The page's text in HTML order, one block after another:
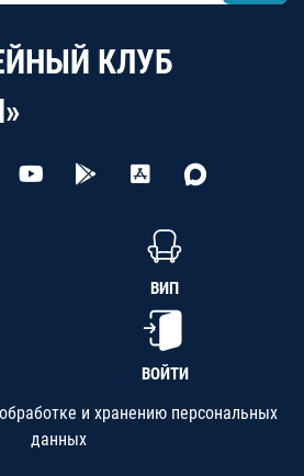
КЛУБ
ВИП
ВОЙТИ
и хранению персональных
данных